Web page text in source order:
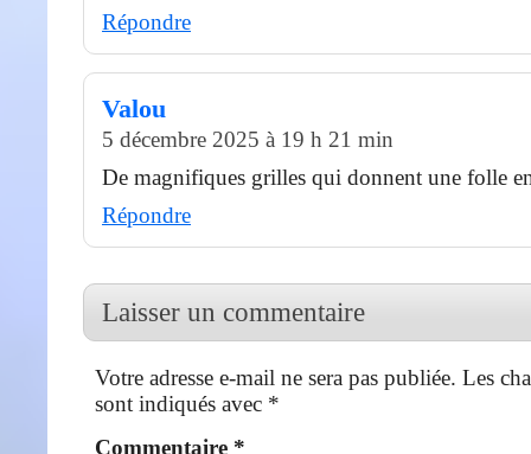
Répondre
Valou
5 décembre 2025 à 19 h 21 min
De magnifiques grilles qui donnent une folle
Répondre
Laisser un commentaire
Votre adresse e-mail ne sera pas publiée. Les
sont indiqués avec *
Commentaire *